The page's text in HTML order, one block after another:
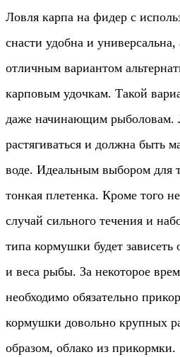
Ловля карпа на фидер с
снасти удобна и универсальна,
отличным вариантом
карповым удочкам. Такой
даже начинающим рыболовам.
растягиваться и должна быть
воде. Идеальным выбором для
тонкая плетенка. Кроме того
случай сильного течения и
типа кормушки будет зависеть
и веса рыбы. За некоторое
необходимо обязательно
кормушки довольно крупных
образом, облако из прикормки.